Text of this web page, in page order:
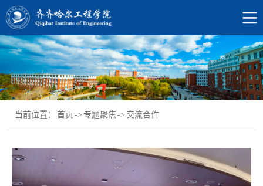
当前位置： 首页 -> 专题聚焦 -> 交流合作